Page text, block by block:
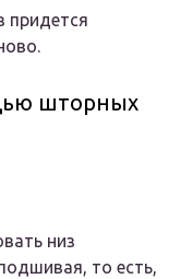
придется
шторных
низ
то есть,